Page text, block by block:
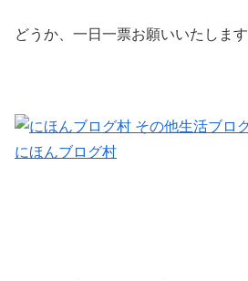
どうか、一日一票お願いいたします
にほんブログ村